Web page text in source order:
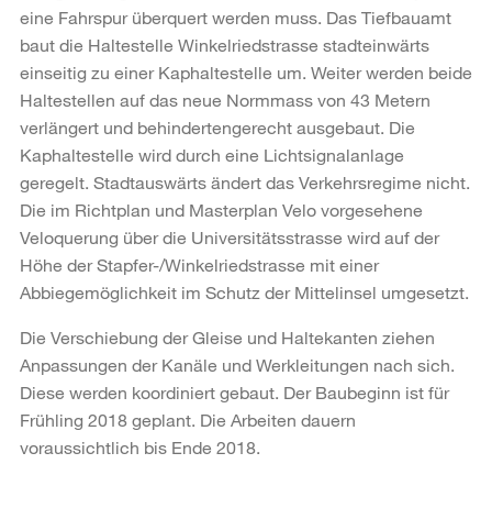
eine Fahrspur überquert werden muss. Das Tiefbauamt
baut die Haltestelle Winkelriedstrasse stadteinwärts
einseitig zu einer Kaphaltestelle um. Weiter werden beide
Haltestellen auf das neue Normmass von 43 Metern
verlängert und behindertengerecht ausgebaut. Die
Kaphaltestelle wird durch eine Lichtsignalanlage
geregelt. Stadtauswärts ändert das Verkehrsregime nicht.
Die im Richtplan und Masterplan Velo vorgesehene
Veloquerung über die Universitätsstrasse wird auf der
Höhe der Stapfer-/Winkelriedstrasse mit einer
Abbiegemöglichkeit im Schutz der Mittelinsel umgesetzt.
Die Verschiebung der Gleise und Haltekanten ziehen
Anpassungen der Kanäle und Werkleitungen nach sich.
Diese werden koordiniert gebaut. Der Baubeginn ist für
Frühling 2018 geplant. Die Arbeiten dauern
voraussichtlich bis Ende 2018.